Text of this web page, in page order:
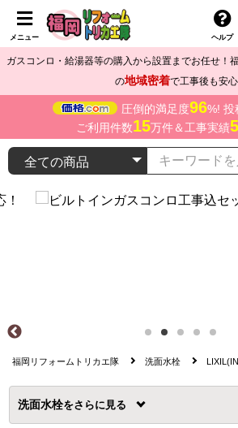
メニュー ヘルプ
ガスコンロ・給湯器等の購入から設置までお任せ！
の地域密着で工事後も安心
圧倒的満足度96%! 投
ご利用件数15万件＆工事実績5
福岡リフォームトリカエ隊 洗面水栓
洗面水栓を